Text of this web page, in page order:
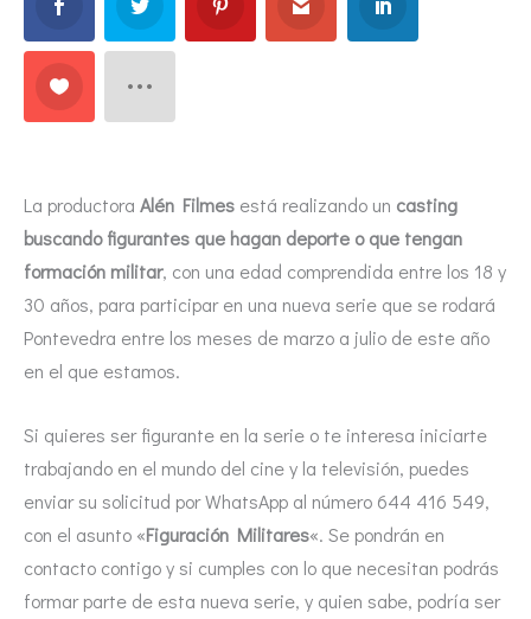
La productora Alén Filmes está realizando un casting
buscando figurantes que hagan deporte o que tengan
formación militar, con una edad comprendida entre los 18 y
30 años, para participar en una nueva serie que se rodará
Pontevedra entre los meses de marzo a julio de este año
en el que estamos.
Si quieres ser figurante en la serie o te interesa iniciarte
trabajando en el mundo del cine y la televisión, puedes
enviar su solicitud por WhatsApp al número 644 416 549,
con el asunto «Figuración Militares«. Se pondrán en
contacto contigo y si cumples con lo que necesitan podrás
formar parte de esta nueva serie, y quien sabe, podría ser